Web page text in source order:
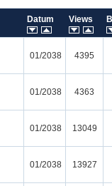
Datum Views
01/2038 4395
01/2038 4363
01/2038 13049
01/2038 13927